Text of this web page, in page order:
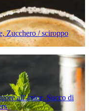
Zucchero / sciroppo
all’anice, Succo di